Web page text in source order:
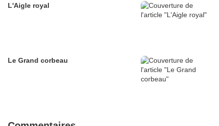
L'Aigle royal
Le Grand corbeau